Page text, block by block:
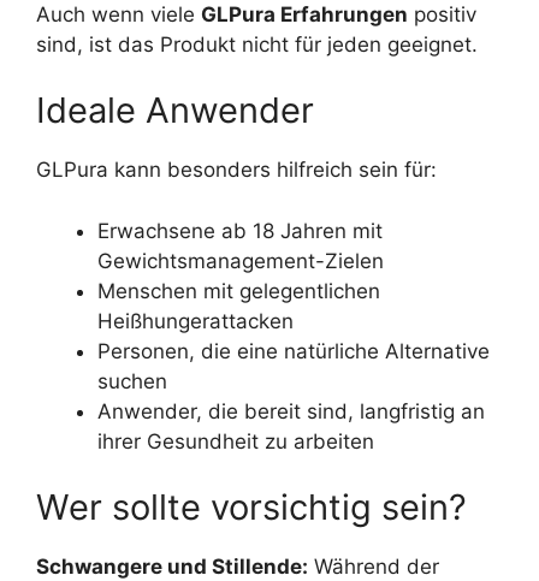
Auch wenn viele GLPura Erfahrungen positiv
sind, ist das Produkt nicht für jeden geeignet.
Ideale Anwender
GLPura kann besonders hilfreich sein für:
Erwachsene ab 18 Jahren mit
Gewichtsmanagement-Zielen
Menschen mit gelegentlichen
Heißhungerattacken
Personen, die eine natürliche Alternative
suchen
Anwender, die bereit sind, langfristig an
ihrer Gesundheit zu arbeiten
Wer sollte vorsichtig sein?
Schwangere und Stillende: Während der